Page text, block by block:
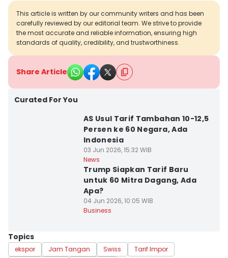
This article is written by our community writers and has been
carefully reviewed by our editorial team. We strive to provide
the most accurate and reliable information, ensuring high
standards of quality, credibility, and trustworthiness.
Share Article
Curated For You
AS Usul Tarif Tambahan 10-12,5
Persen ke 60 Negara, Ada
Indonesia
03 Jun 2026, 15:32 WIB
News
Trump Siapkan Tarif Baru
untuk 60 Mitra Dagang, Ada
Apa?
04 Jun 2026, 10:05 WIB
Business
Topics
ekspor Jam Tangan Swiss
Tarif Impor